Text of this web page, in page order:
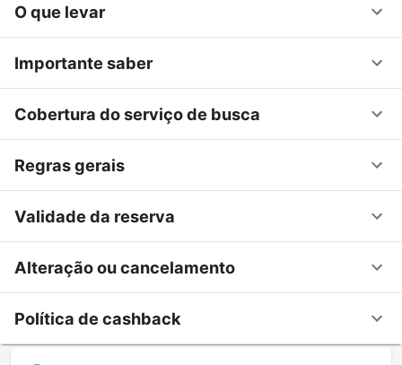
O que levar
Importante saber
Cobertura do serviço de busca
Regras gerais
Validade da reserva
Alteração ou cancelamento
Política de cashback